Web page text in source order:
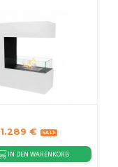
1.289 €
IN DEN WARENKORB